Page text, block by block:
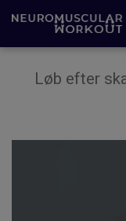
Løb efter